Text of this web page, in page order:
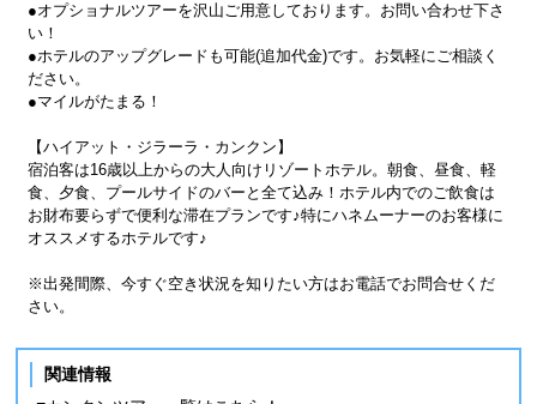
●オプショナルツアーを沢山ご用意しております。お問い合わせ下さ
い！
●ホテルのアップグレードも可能(追加代金)です。お気軽にご相談く
ださい。
●マイルがたまる！
【ハイアット・ジラーラ・カンクン】
宿泊客は16歳以上からの大人向けリゾートホテル。朝食、昼食、軽
食、夕食、プールサイドのバーと全て込み！ホテル内でのご飲食は
お財布要らずで便利な滞在プランです♪特にハネムーナーのお客様に
オススメするホテルです♪
※出発間際、今すぐ空き状況を知りたい方はお電話でお問合せくだ
さい。
関連情報